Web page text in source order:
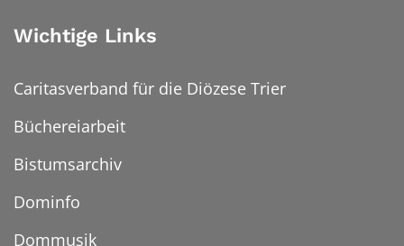
Wichtige Links
Caritasverband für die Diözese Trier
Büchereiarbeit
Bistumsarchiv
Dominfo
Dommusik